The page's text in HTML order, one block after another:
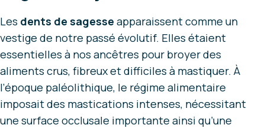
Les dents de sagesse apparaissent comme un
vestige de notre passé évolutif. Elles étaient
essentielles à nos ancêtres pour broyer des
aliments crus, fibreux et difficiles à mastiquer. À
l’époque paléolithique, le régime alimentaire
imposait des mastications intenses, nécessitant
une surface occlusale importante ainsi qu’une